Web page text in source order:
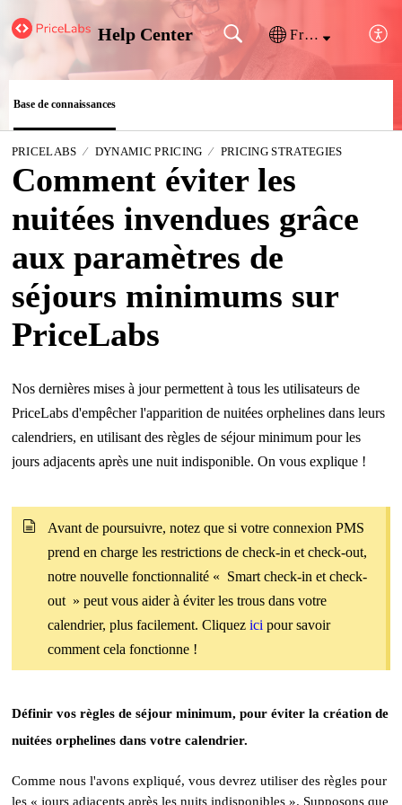
Help Center Français (France)
Base de connaissances
PRICELABS DYNAMIC PRICING PRICING STRATEGIES
Comment éviter les
nuitées invendues grâce
aux paramètres de
séjours minimums sur
PriceLabs
Nos dernières mises à jour permettent à tous les utilisateurs de
PriceLabs d'empêcher l'apparition de nuitées orphelines dans leurs
calendriers, en utilisant des règles de séjour minimum pour les
jours adjacents après une nuit indisponible. On vous explique !
Avant de poursuivre, notez que si votre connexion PMS
prend en charge les restrictions de check-in et check-out,
notre nouvelle fonctionnalité « Smart check-in et check-
out » peut vous aider à éviter les trous dans votre
calendrier, plus facilement. Cliquez ici pour savoir
comment cela fonctionne !
Définir vos règles de séjour minimum, pour éviter la création de
nuitées orphelines dans votre calendrier.
Comme nous l'avons expliqué, vous devrez utiliser des règles pour
les « jours adjacents après les nuits indisponibles ». Supposons que